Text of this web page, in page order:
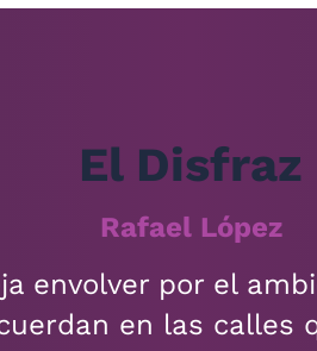
El Disfraz
Rafael López
envolver por el
en las calles